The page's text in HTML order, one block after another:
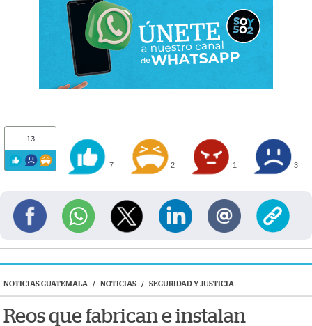
13
7 2 1 3
NOTICIAS GUATEMALA / NOTICIAS / SEGURIDAD Y JUSTICIA
Reos que fabrican e instalan